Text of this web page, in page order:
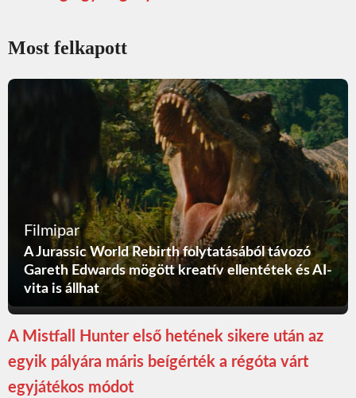
Most felkapott
Filmipar
A Jurassic World Rebirth folytatásából távozó
Gareth Edwards mögött kreatív ellentétek és AI-
vita is állhat
A Mistfall Hunter első hetének sikere után az
egyik pályára máris beígérték a régóta várt
egyjátékos módot